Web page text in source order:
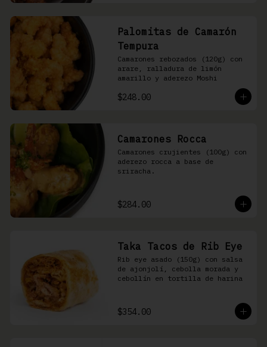
Palomitas de Camarón
Tempura
Camarones rebozados (120g) con
arare, ralladura de limón
amarillo y aderezo Moshi
$248.00
Camarones Rocca
Camarones crujientes (100g) con
aderezo rocca a base de
sriracha.
$284.00
Taka Tacos de Rib Eye
Rib eye asado (150g) con salsa
de ajonjolí, cebolla morada y
cebollín en tortilla de harina
$354.00